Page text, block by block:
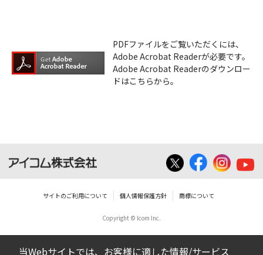
PDFファイルをご覧いただくには、
Adobe Acrobat Readerが必要です。
Adobe Acrobat Readerのダウンロー
ドはこちらから。
サイトのご利用について 個人情報保護方針 商標について
Copyright © Icom Inc.
当Webサイトでは、お客様に適した情報/サービス